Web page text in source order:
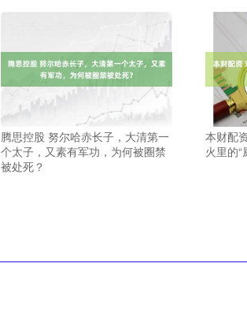
腾思控股 努尔哈赤长子，大清第一
个太子，又素有军功，为何被圈禁
被处死？
本财配
火里的